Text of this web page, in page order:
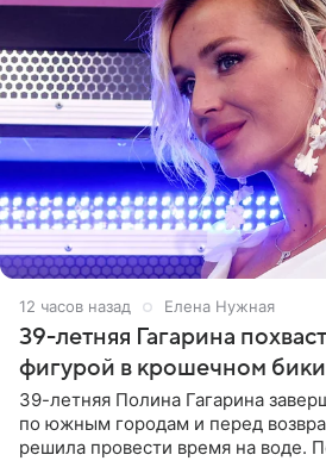
12 часов назад Елена Нужная
39-летняя Гагарина
фигурой в крошечном
39-летняя Полина Гагарина
по южным городам и перед
решила провести время на воде.